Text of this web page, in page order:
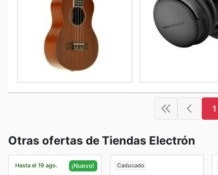
1
Otras ofertas de Tiendas Electrón
Hasta el 19 ago. ¡Nuevo! Caducado